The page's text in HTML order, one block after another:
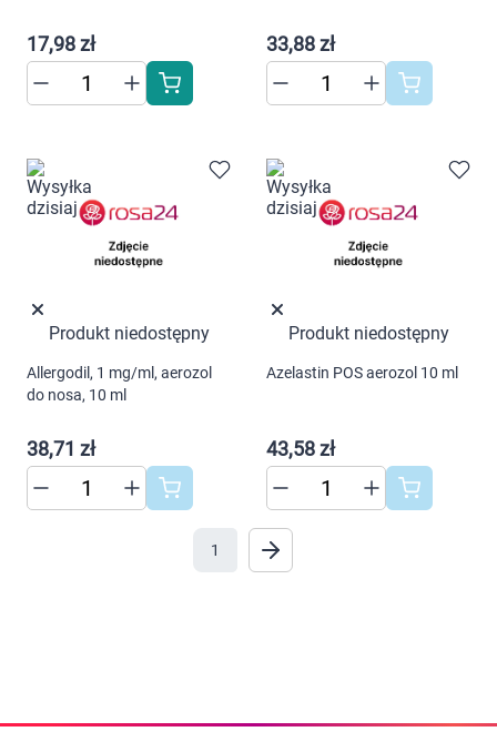
AKCEPTUJĘ WSZYSTKIE
Ustawienia
17,98 zł 33,88 zł
Produkt niedostępny
Allergodil, 1 mg/ml, aerozol
do nosa, 10 ml
38,71 zł
Produkt niedostępny
Azelastin POS aerozol 10 ml
43,58 zł
1